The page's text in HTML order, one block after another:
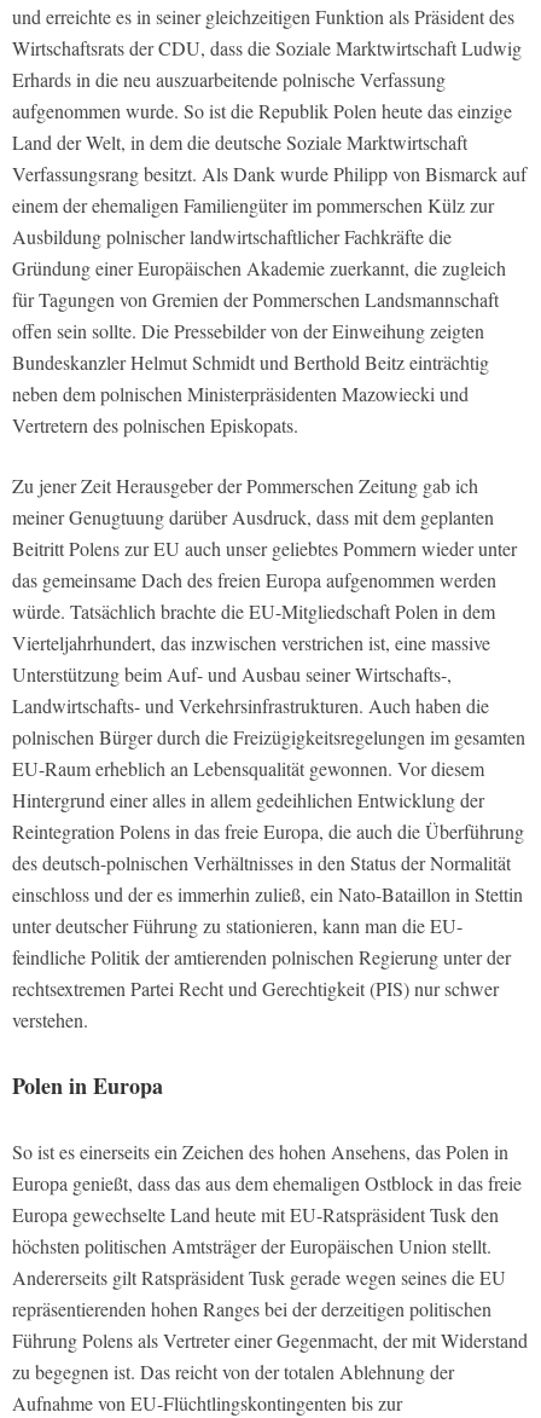
und erreichte es in seiner gleichzeitigen Funktion als Präsident des
Wirtschaftsrats der CDU, dass die Soziale Marktwirtschaft Ludwig
Erhards in die neu auszuarbeitende polnische Verfassung
aufgenommen wurde. So ist die Republik Polen heute das einzige
Land der Welt, in dem die deutsche Soziale Marktwirtschaft
Verfassungsrang besitzt. Als Dank wurde Philipp von Bismarck auf
einem der ehemaligen Familiengüter im pommerschen Külz zur
Ausbildung polnischer landwirtschaftlicher Fachkräfte die
Gründung einer Europäischen Akademie zuerkannt, die zugleich
für Tagungen von Gremien der Pommerschen Landsmannschaft
offen sein sollte. Die Pressebilder von der Einweihung zeigten
Bundeskanzler Helmut Schmidt und Berthold Beitz einträchtig
neben dem polnischen Ministerpräsidenten Mazowiecki und
Vertretern des polnischen Episkopats.
Zu jener Zeit Herausgeber der Pommerschen Zeitung gab ich
meiner Genugtuung darüber Ausdruck, dass mit dem geplanten
Beitritt Polens zur EU auch unser geliebtes Pommern wieder unter
das gemeinsame Dach des freien Europa aufgenommen werden
würde. Tatsächlich brachte die EU-Mitgliedschaft Polen in dem
Vierteljahrhundert, das inzwischen verstrichen ist, eine massive
Unterstützung beim Auf- und Ausbau seiner Wirtschafts-,
Landwirtschafts- und Verkehrsinfrastrukturen. Auch haben die
polnischen Bürger durch die Freizügigkeitsregelungen im gesamten
EU-Raum erheblich an Lebensqualität gewonnen. Vor diesem
Hintergrund einer alles in allem gedeihlichen Entwicklung der
Reintegration Polens in das freie Europa, die auch die Überführung
des deutsch-polnischen Verhältnisses in den Status der Normalität
einschloss und der es immerhin zuließ, ein Nato-Bataillon in Stettin
unter deutscher Führung zu stationieren, kann man die EU-
feindliche Politik der amtierenden polnischen Regierung unter der
rechtsextremen Partei Recht und Gerechtigkeit (PIS) nur schwer
verstehen.
Polen in Europa
So ist es einerseits ein Zeichen des hohen Ansehens, das Polen in
Europa genießt, dass das aus dem ehemaligen Ostblock in das freie
Europa gewechselte Land heute mit EU-Ratspräsident Tusk den
höchsten politischen Amtsträger der Europäischen Union stellt.
Andererseits gilt Ratspräsident Tusk gerade wegen seines die EU
repräsentierenden hohen Ranges bei der derzeitigen politischen
Führung Polens als Vertreter einer Gegenmacht, der mit Widerstand
zu begegnen ist. Das reicht von der totalen Ablehnung der
Aufnahme von EU-Flüchtlingskontingenten bis zur